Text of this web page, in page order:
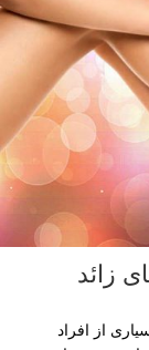
زائد
از افراد